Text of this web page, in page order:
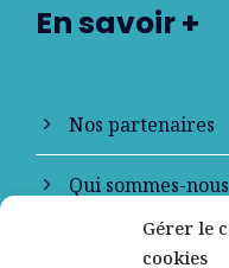
Gérer le
cookies
En savoir +
Nos partenaires
Qui sommes-
Contactez-nous